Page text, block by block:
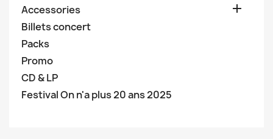
Accessories

Billets concert
Packs
Promo
CD & LP
Festival On n'a plus 20 ans 2025